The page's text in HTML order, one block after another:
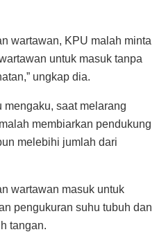
wartawan, KPU malah minta
untuk masuk tanpa
ungkap dia.
saat melarang
membiarkan pendukung
melebihi jumlah dari
wartawan masuk untuk
pengukuran suhu tubuh dan
tangan.